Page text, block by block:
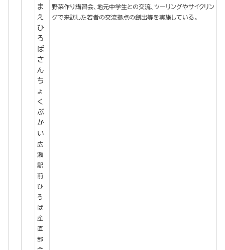
ま
え
ひ
ろ
ば
さ
ん
ち
ょ
く
ぶ
か
い
広
瀬
駅
前
ひ
ろ
ば
産
直
部
野菜作り講習会、地元中学生との交流、ツーリングやサイクリン
グで来訪した若者の交流拠点の創出等を実施している。